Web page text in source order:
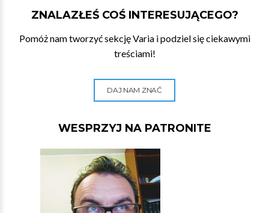
ZNALAZŁEŚ COŚ INTERESUJĄCEGO?
Pomóż nam tworzyć sekcję Varia i podziel się ciekawymi
treściami!
DAJ NAM ZNAĆ
WESPRZYJ NA PATRONITE